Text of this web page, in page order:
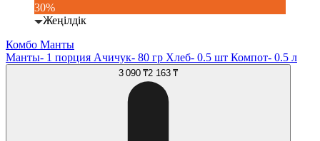
30%
Жеңілдік
Комбо Манты
Манты- 1 порция Ачичук- 80 гр Хлеб- 0.5 шт Компот- 0.5 л
3 090 ₸2 163 ₸